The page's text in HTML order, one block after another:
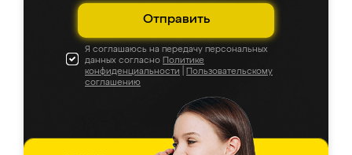
Отправить
Я соглашаюсь на передачу персональных
данных согласно Политике
конфиденциальности
Пользовательскому
соглашению